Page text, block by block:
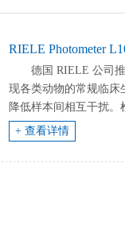
RIELE Photometer
德国 RIELE 公司
现各类动物的常规临床
降低样本间相互干扰。
+ 查看详情